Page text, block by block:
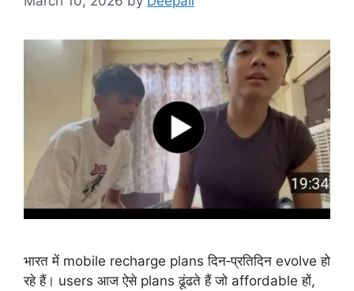
भारत में mobile recharge plans दिन‑प्रतिदिन evolve हो
रहे हैं। users आज ऐसे plans ढूंढते हैं जो affordable हों,